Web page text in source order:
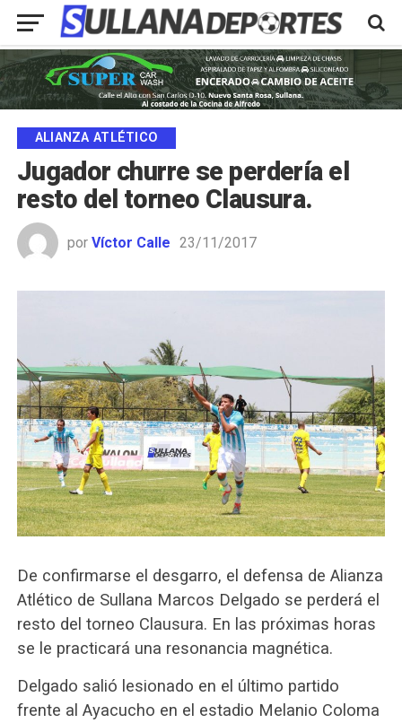
ALIANZA ATLÉTICO
Jugador churre se perdería el
resto del torneo Clausura.
por Víctor Calle 23/11/2017
De confirmarse el desgarro, el defensa de Alianza
Atlético de Sullana Marcos Delgado se perderá el
resto del torneo Clausura. En las próximas horas
se le practicará una resonancia magnética.
Delgado salió lesionado en el último partido
frente al Ayacucho en el estadio Melanio Coloma